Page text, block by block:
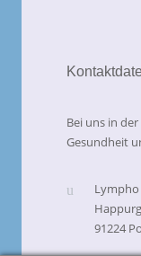
Bei uns in
Gesundheit
91224